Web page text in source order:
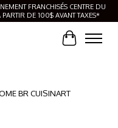
FRANCHISÉS CENTRE DU
DE 100$ AVANT TAXES*
Panier
BR CUISINART